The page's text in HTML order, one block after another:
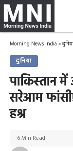
Morning News India »
दुनिया
पाकिस्‍तान
सरेआम
हश्र
6 Min Read